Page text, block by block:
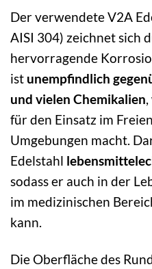
Der verwendete V2A
AISI 304) zeichnet sich
hervorragende
ist unempfindlich
und vielen Chemikalien
für den Einsatz im
Umgebungen macht.
Edelstahl
sodass er auch in der
im medizinischen
kann.
Die Oberfläche des